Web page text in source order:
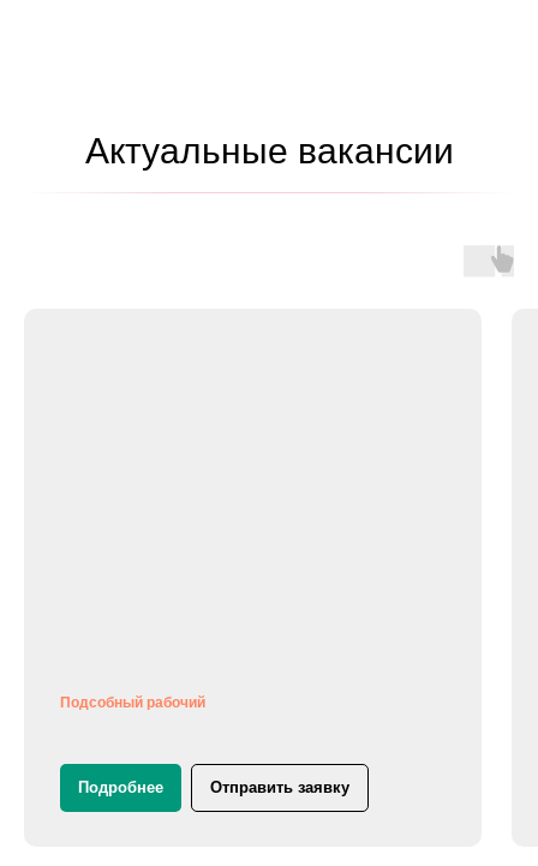
Актуальные вакансии
Подсобный рабочий
Подробнее Отправить заявку